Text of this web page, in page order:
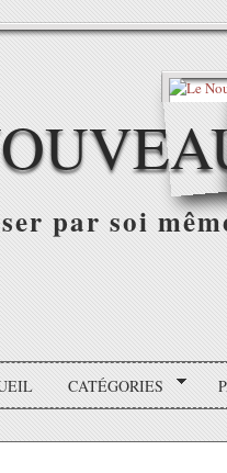
par soi
CATÉGORIES